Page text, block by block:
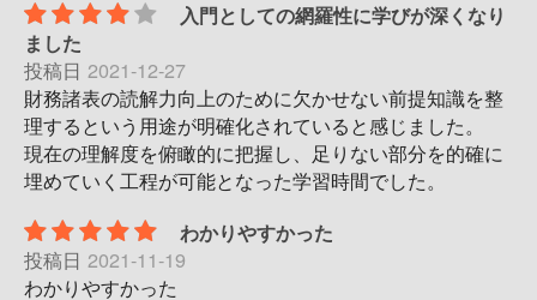
入門としての網羅性に学びが深くなり
ました
投稿日 2021-12-27
財務諸表の読解力向上のために欠かせない前提知識を整
理するという用途が明確化されていると感じました。
現在の理解度を俯瞰的に把握し、足りない部分を的確に
埋めていく工程が可能となった学習時間でした。
わかりやすかった
投稿日 2021-11-19
わかりやすかった